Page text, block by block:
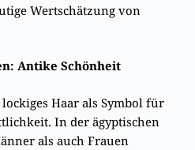
Wertschätzung von
Antike Schönheit
Haar als Symbol für
In der ägyptischen
als auch Frauen